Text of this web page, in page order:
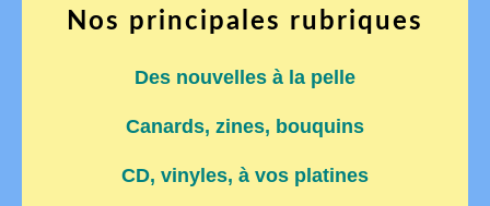
Nos principales rubriques
Des nouvelles à la pelle
Canards, zines, bouquins
CD, vinyles, à vos platines